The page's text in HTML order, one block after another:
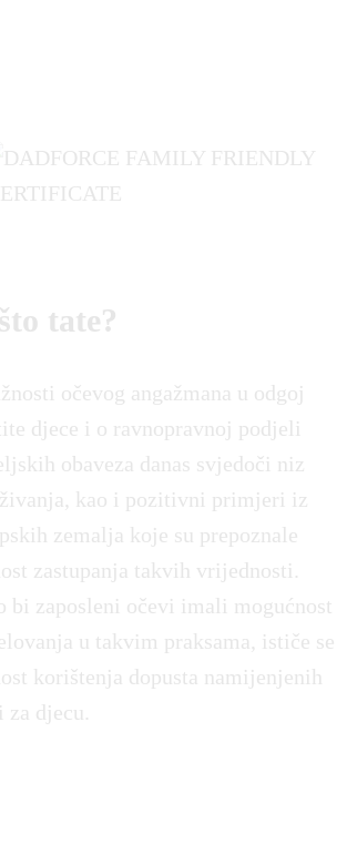
tate?
očevog angažmana u odgoj
djece i o ravnopravnoj podjeli
obaveza danas svjedoči niz
kao i pozitivni primjeri iz
zemalja koje su prepoznale
zastupanja takvih vrijednosti.
bi zaposleni očevi imali mogućnost
u takvim praksama, ističe se
korištenja dopusta namijenjenih
za djecu.